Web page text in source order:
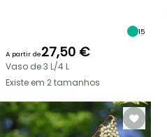
15
A partir de27,50 €
Vaso de 3 L/4 L
Existe em 2 tamanhos